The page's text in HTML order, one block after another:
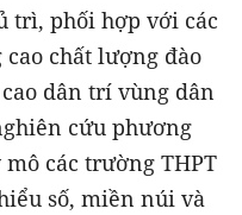
trì, phối hợp với các
chất lượng đào
dân trí vùng dân
cứu phương
các trường THPT
số, miền núi và